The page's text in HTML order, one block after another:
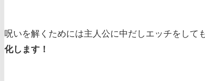
呪いを解くためには主人公に中だしエッチをして
化します！